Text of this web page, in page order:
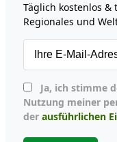
Täglich kostenlos
Regionales und
Nutzung meiner
der ausführlichen